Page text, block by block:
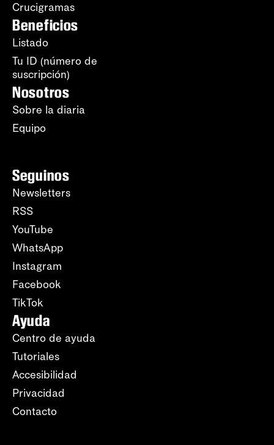
Crucigramas
Beneficios
Listado
Tu ID (número de
suscripción)
Nosotros
Sobre la diaria
Equipo
Seguinos
Newsletters
RSS
YouTube
WhatsApp
Instagram
Facebook
TikTok
Ayuda
Centro de ayuda
Tutoriales
Accesibilidad
Privacidad
Contacto